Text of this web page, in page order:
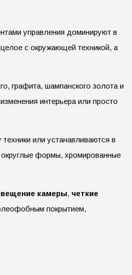
управления доминируют в
с окружающей техникой, а
графита, шампанского золота и
интерьера или просто
или устанавливаются в
формы, хромированные
камеры, четкие
покрытием,